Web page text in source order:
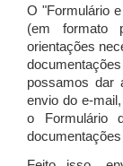
O "Formulário
(em formato
orientações
possamos dar
envio do e-
o Formulário